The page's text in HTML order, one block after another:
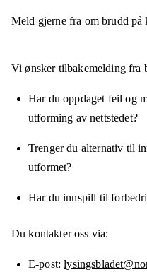
Meld gjerne fra om brudd på
Vi ønsker tilbakemelding fra
Har du oppdaget feil og
utforming av nettstedet?
Trenger du alternativ til
utformet?
Har du innspill til
Du kontakter oss via:
E-post